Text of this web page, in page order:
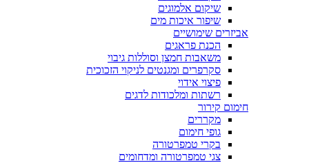
שיקום אלמוגים
שיפור איכות מים
אביזרים שימושיים
הכנת פראגים
משאבות חמצן וסוללות גיבוי
סקרפרים ומגנטים לניקוי הזכוכית
פיצוי אידוי
רשתות ומלכודות לדגים
חימום קירור
מקררים
גופי חימום
בקרי טמפרטורה
צגי טמפרטורה ומדחומים